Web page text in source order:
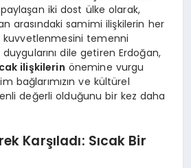
iki dost ülke olarak,
arasındaki samimi ilişkilerin her
temenni
dile getiren Erdoğan,
ilişkilerin önemine vurgu
bağlarımızın ve kültürel
değerli olduğunu bir kez daha
Karşıladı: Sıcak Bir